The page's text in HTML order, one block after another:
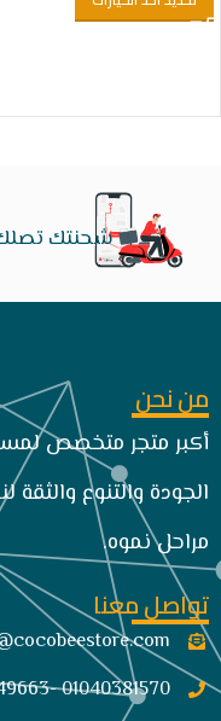
شحنتك تصلك
من نحن
أكبر متجر متخصص
الجودة والتنوع
مراحل نموه.
تواصل معنا
01040381570 -034849663